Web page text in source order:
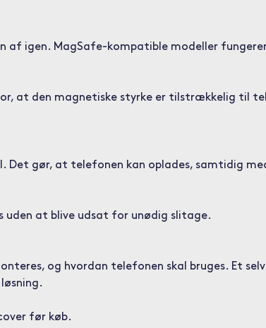
igen. MagSafe-kompatible modeller
at den magnetiske styrke er tilstrækkelig til
gør, at telefonen kan oplades, samtidig
uden at blive udsat for unødig slitage.
og hvordan telefonen skal bruges. Et
før køb.